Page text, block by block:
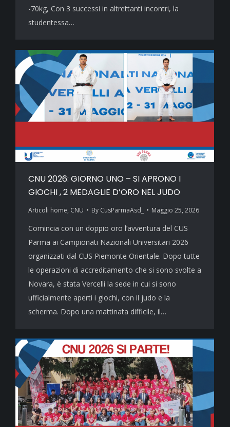
-70kg, Con 3 successi in altrettanti incontri, la
studentessa…
CNU 2026: GIORNO UNO – SI APRONO I
GIOCHI , 2 MEDAGLIE D’ORO NEL JUDO
Articoli home, CNU By CusParmaAsd_ Maggio 25, 2026
Comincia con un doppio oro l’avventura del CUS
Parma ai Campionati Nazionali Universitari 2026
organizzati dal CUS Piemonte Orientale. Dopo tutte
le operazioni di accreditamento che si sono svolte a
Novara, è stata Vercelli la sede in cui si sono
ufficialmente aperti i giochi, con il judo e la
scherma. Dopo una mattinata difficile, il…